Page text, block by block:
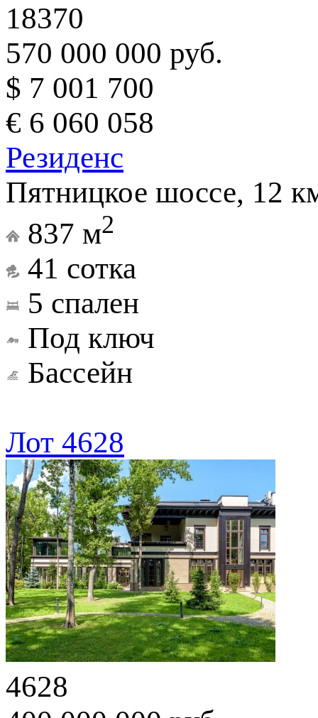
18370
570 000 000 руб.
$ 7 001 700
€ 6 060 058
Резиденс
Пятницкое шоссе, 12
837 м2
41 сотка
5 спален
Под ключ
Бассейн
Лот 4628
4628